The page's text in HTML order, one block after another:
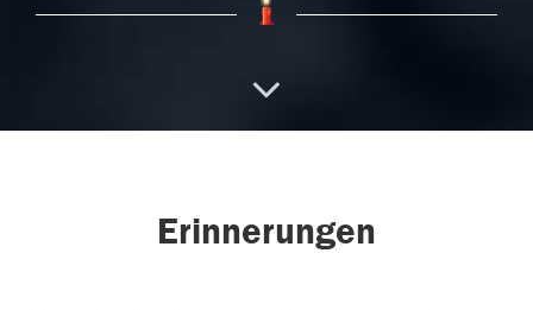
Erinnerungen